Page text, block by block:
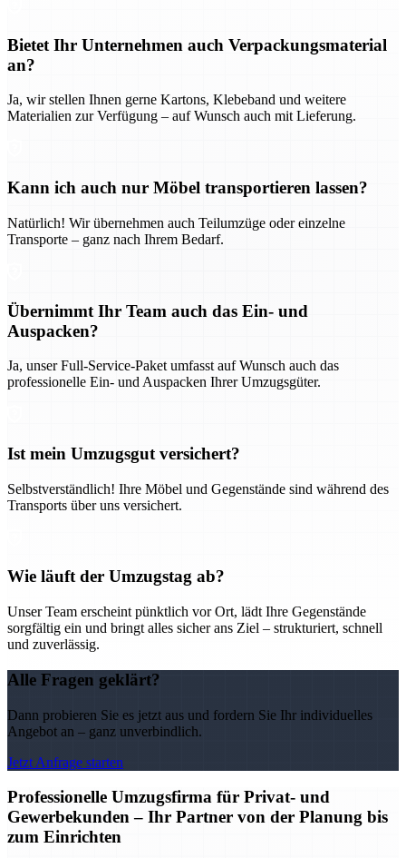
Bietet Ihr Unternehmen auch Verpackungsmaterial
an?
Ja, wir stellen Ihnen gerne Kartons, Klebeband und weitere
Materialien zur Verfügung – auf Wunsch auch mit Lieferung.
Kann ich auch nur Möbel transportieren lassen?
Natürlich! Wir übernehmen auch Teilumzüge oder einzelne
Transporte – ganz nach Ihrem Bedarf.
Übernimmt Ihr Team auch das Ein- und
Auspacken?
Ja, unser Full-Service-Paket umfasst auf Wunsch auch das
professionelle Ein- und Auspacken Ihrer Umzugsgüter.
Ist mein Umzugsgut versichert?
Selbstverständlich! Ihre Möbel und Gegenstände sind während des
Transports über uns versichert.
Wie läuft der Umzugstag ab?
Unser Team erscheint pünktlich vor Ort, lädt Ihre Gegenstände
sorgfältig ein und bringt alles sicher ans Ziel – strukturiert, schnell
und zuverlässig.
Alle Fragen geklärt?
Dann probieren Sie es jetzt aus und fordern Sie Ihr individuelles
Angebot an – ganz unverbindlich.
Jetzt Anfrage starten
Professionelle Umzugsfirma für Privat- und
Gewerbekunden – Ihr Partner von der Planung bis
zum Einrichten